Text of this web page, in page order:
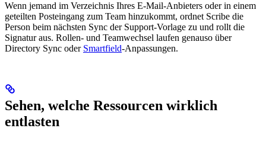
Wenn jemand im Verzeichnis Ihres E-Mail-Anbieters oder in einem
geteilten Posteingang zum Team hinzukommt, ordnet Scribe die
Person beim nächsten Sync der Support-Vorlage zu und rollt die
Signatur aus. Rollen- und Teamwechsel laufen genauso über
Directory Sync oder Smartfield-Anpassungen.
Sehen, welche Ressourcen wirklich
entlasten